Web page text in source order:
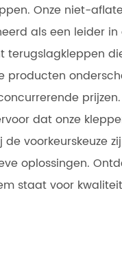
Onze niet-
als een leider in
producten
dat onze
voorkeurskeuze
oplossingen.
staat voor